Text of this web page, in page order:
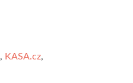
, KASA.cz,